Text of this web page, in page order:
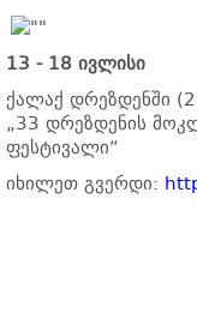
13 - 18 ივლისი
ქალაქ დრეზდენში
„33 დრეზდენის
ფესტივალი“
იხილეთ გვერდი: